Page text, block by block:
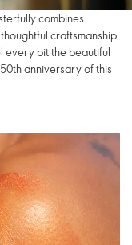
combines
craftsmanship
every bit the beautiful
anniversary of this